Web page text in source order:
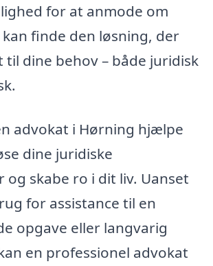
for at anmode om
finde den løsning, der
til dine behov – både juridisk
advokat i Hørning hjælpe
dine juridiske
skabe ro i dit liv. Uanset
for assistance til en
opgave eller langvarig
en professionel advokat